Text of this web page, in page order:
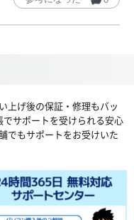
上げ後の保証・修理もバッ
サポートを受けられる安心
でもサポートをお受けいた